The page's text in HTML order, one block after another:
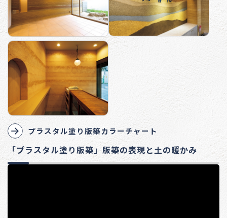
プラスタル塗り版築カラーチャート
「プラスタル塗り版築」版築の表現と土の暖かみ